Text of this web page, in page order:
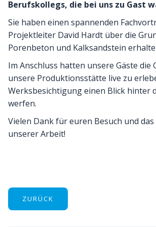
ZURÜCK
Berufskollegs, die bei uns zu Gast
Sie haben einen spannenden
Projektleiter David Hardt über die
Porenbeton und Kalksandstein
Im Anschluss hatten unsere Gäste die
unsere Produktionsstätte live zu
Werksbesichtigung einen Blick hinter
werfen.
Vielen Dank für euren Besuch und
unserer Arbeit!